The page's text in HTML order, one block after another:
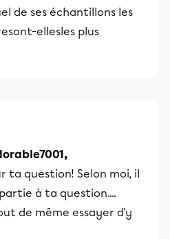
de ses échantillons les
ellesles plus
ta question! Selon moi, il
à ta question....
de même essayer d'y